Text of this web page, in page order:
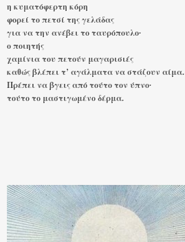
η κυματόφερτη κόρη
φορεί το πετσί της γελάδας
για να την ανέβει το ταυρόπουλο∙
ο ποιητής
χαμίνια του πετούν μαγαρισιές
καθώς βλέπει τ’ αγάλματα να στάζουν αίμα.
Πρέπει να βγεις από τούτο τον ύπνο∙
τούτο το μαστιγωμένο δέρμα.